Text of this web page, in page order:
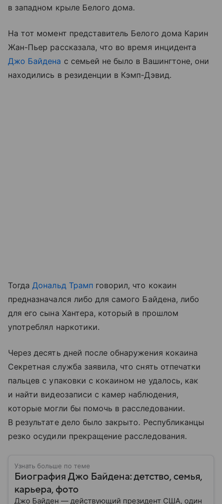
в западном крыле Белого дома.
На тот момент представитель Белого дома Карин
Жан-Пьер рассказала, что во время инцидента
Джо Байдена с семьей не было в Вашингтоне, они
находились в резиденции в Кэмп-Дэвид.
Тогда Дональд Трамп говорил, что кокаин
предназначался либо для самого Байдена, либо
для его сына Хантера, который в прошлом
употреблял наркотики.
Через десять дней после обнаружения кокаина
Секретная служба заявила, что снять отпечатки
пальцев с упаковки с кокаином не удалось, как
и найти видеозаписи с камер наблюдения,
которые могли бы помочь в расследовании.
В результате дело было закрыто. Республиканцы
резко осудили прекращение расследования.
Узнать больше по теме
Биография Джо Байдена: детство, семья,
карьера, фото
Джо Байден — действующий президент США, один